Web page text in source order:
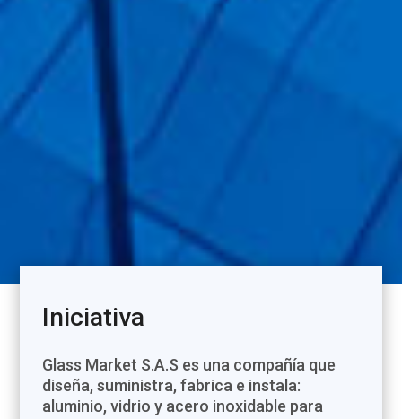
Iniciativa
Glass Market S.A.S es una compañía que
diseña, suministra, fabrica e instala:
aluminio, vidrio y acero inoxidable para